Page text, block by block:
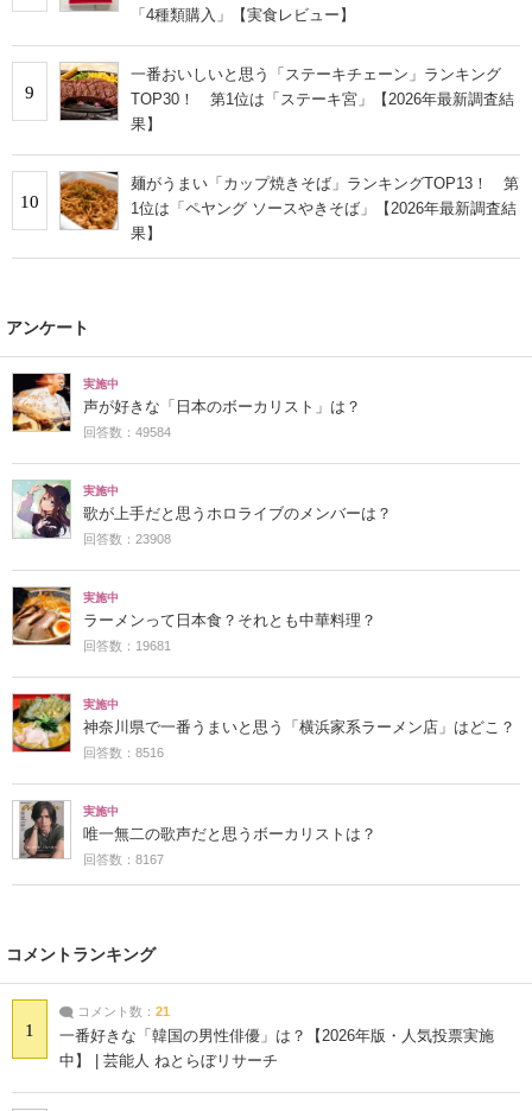
「4種類購入」【実食レビュー】
9
一番おいしいと思う「ステーキチェーン」ランキング
TOP30！ 第1位は「ステーキ宮」【2026年最新調査結
果】
10
麺がうまい「カップ焼きそば」ランキングTOP13！ 第
1位は「ペヤング ソースやきそば」【2026年最新調査結
果】
アンケート
実施中
声が好きな「日本のボーカリスト」は？
回答数：49584
実施中
歌が上手だと思うホロライブのメンバーは？
回答数：23908
実施中
ラーメンって日本食？それとも中華料理？
回答数：19681
実施中
神奈川県で一番うまいと思う「横浜家系ラーメン店」はどこ？
回答数：8516
実施中
唯一無二の歌声だと思うボーカリストは？
回答数：8167
コメントランキング
1
コメント数： 21
一番好きな「韓国の男性俳優」は？【2026年版・人気投票実施
中】 | 芸能人 ねとらぼリサーチ